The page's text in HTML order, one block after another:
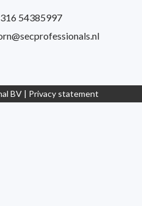
54385997
BV | Privacy statement